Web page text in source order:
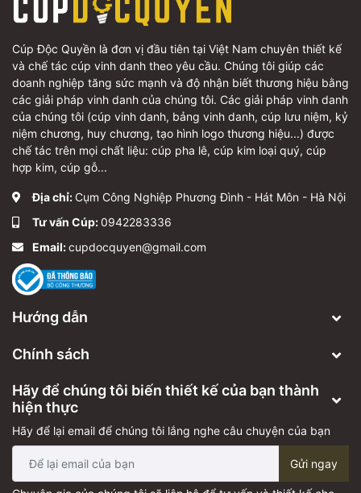
Cúp Độc Quyền là đơn vị đầu tiên tại Việt Nam chuyên thiết kế
và chế tác cúp vinh danh theo yêu cầu. Chúng tôi giúp các
doanh nghiệp tăng sức mạnh và độ nhận biết thương hiệu bằng
các giải pháp vinh danh của chúng tôi. Các giải pháp vinh danh
của chúng tôi (cúp vinh danh, bảng vinh danh, cúp lưu niệm, kỷ
niệm chương, huy chương, tạo hình logo thương hiệu...) được
chế tác trên mọi chất liệu: cúp pha lê, cúp kim loại quý, cúp
hợp kim, cúp gỗ...
Địa chỉ: Cụm Công Nghiệp Phương Đình - Hát Môn - Hà Nội
Tư vấn Cúp:0942283336
Email:cupdocquyen@gmail.com
Hướng dẫn
Chính sách
Hãy để chúng tôi biến thiết kế của bạn thành
hiện thực
Hãy để lại email để chúng tôi lắng nghe câu chuyện của bạn
Gửi ngay